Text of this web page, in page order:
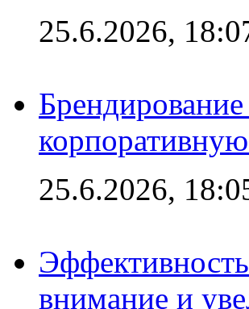
25.6.2026,
25.6.2026,
внимание и